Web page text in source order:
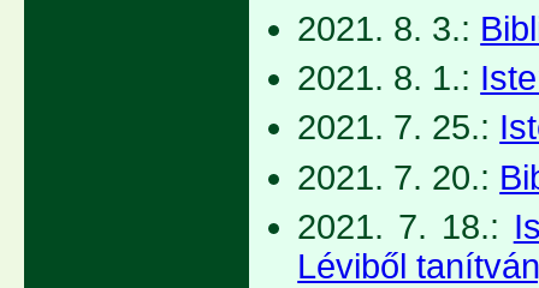
2021. 8. 3.:
2021. 8. 1.:
2021. 7. 25.:
2021. 7. 20.:
2021. 7. 18.:
Léviből